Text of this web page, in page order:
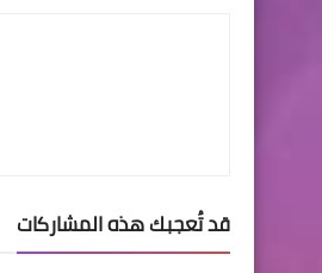
قد تُعجبك هذه المشاركات